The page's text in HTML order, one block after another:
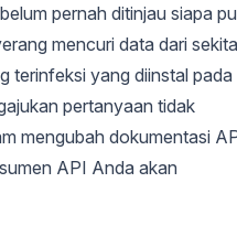
pernah ditinjau siapa
mencuri data dari
terinfeksi yang diinstal pada
pertanyaan tidak
mengubah dokumentasi
API Anda akan